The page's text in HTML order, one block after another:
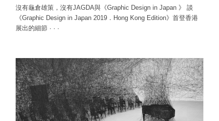
沒有龜倉雄策，沒有JAGDA與《Graphic Design in Japan 》 談
《Graphic Design in Japan 2019．Hong Kong Edition》首登香港
展出的細節 · · ·